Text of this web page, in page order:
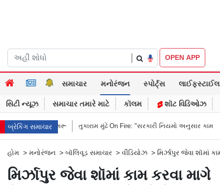
OPEN APP
સમાચાર મનોરંજન સ્પોર્ટ્સ લાઈફસ્ટાઈલ
સિટી ન્યૂઝ સમાચાર તમારે માટે કૉલમ શૉટ વિડિઓઝ
બ્રેકિંગ સમાચાર
થશે શરૂ તુકારામ મુંઢે On Fire: "સરકારી નિયમો અનુસાર કામ નથી કરવું તો
હોમ > મનોરંજન > બૉલિવૂડ સમાચાર > વીડિયોઝ > મિર્ઝાપુર જેવા શૉમાં
મિર્ઝાપુર જેવા શૉમાં કામ કરવા માગે